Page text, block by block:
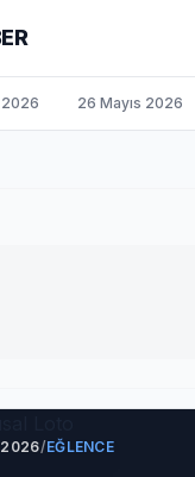
2026 26 Mayıs 2026
2026/EĞLENCE